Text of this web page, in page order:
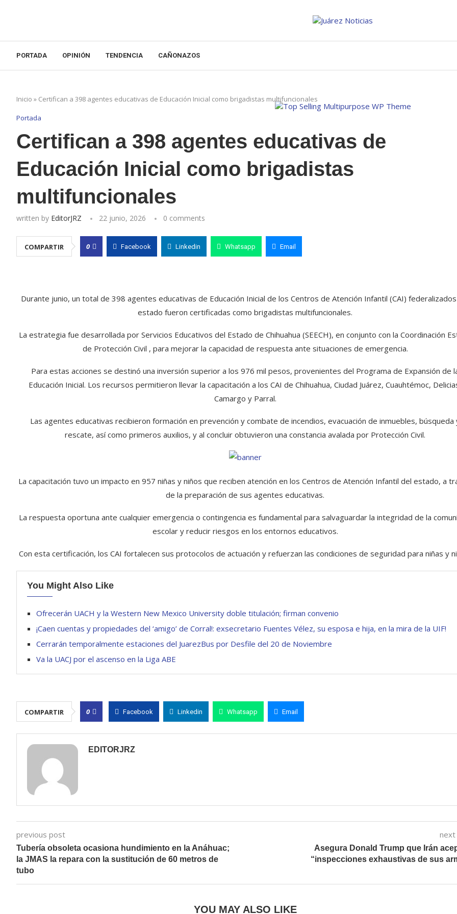
PORTADA OPINIÓN TENDENCIA CAÑONAZOS
Inicio » Certifican a 398 agentes educativas de Educación Inicial como brigadistas multifuncionales
Portada
Certifican a 398 agentes educativas de
Educación Inicial como brigadistas
multifuncionales
written by EditorJRZ 22 junio, 2026 0 comments
COMPARTIR 0 Facebook Linkedin Whatsapp Email
Durante junio, un total de 398 agentes educativas de Educación Inicial de los Centros de Atención Infantil (CAI)
estado fueron certificadas como brigadistas multifuncionales.
La estrategia fue desarrollada por Servicios Educativos del Estado de Chihuahua (SEECH), en conjunto con la Coordinación
de Protección Civil , para mejorar la capacidad de respuesta ante situaciones de emergencia.
Para estas acciones se destinó una inversión superior a los 976 mil pesos, provenientes del Programa de Expansión de
Educación Inicial. Los recursos permitieron llevar la capacitación a los CAI de Chihuahua, Ciudad Juárez, Cuauhtémoc,
Camargo y Parral.
Las agentes educativas recibieron formación en prevención y combate de incendios, evacuación de inmuebles, búsqueda
rescate, así como primeros auxilios, y al concluir obtuvieron una constancia avalada por Protección Civil.
La capacitación tuvo un impacto en 957 niñas y niños que reciben atención en los Centros de Atención Infantil del estado, a
de la preparación de sus agentes educativas.
La respuesta oportuna ante cualquier emergencia o contingencia es fundamental para salvaguardar la integridad de la
escolar y reducir riesgos en los entornos educativos.
Con esta certificación, los CAI fortalecen sus protocolos de actuación y refuerzan las condiciones de seguridad para niñas y
You Might Also Like
Ofrecerán UACH y la Western New Mexico University doble titulación; firman convenio
¡Caen cuentas y propiedades del ‘amigo’ de Corral!: exsecretario Fuentes Vélez, su esposa e hija, en la mira de la UIF!
Cerrarán temporalmente estaciones del JuarezBus por Desfile del 20 de Noviembre
Va la UACJ por el ascenso en la Liga ABE
COMPARTIR 0 Facebook Linkedin Whatsapp Email
EDITORJRZ
previous post
Tubería obsoleta ocasiona hundimiento en la Anáhuac;
la JMAS la repara con la sustitución de 60 metros de
tubo
Asegura Donald Trump que Irán
“inspecciones exhaustivas de sus
YOU MAY ALSO LIKE